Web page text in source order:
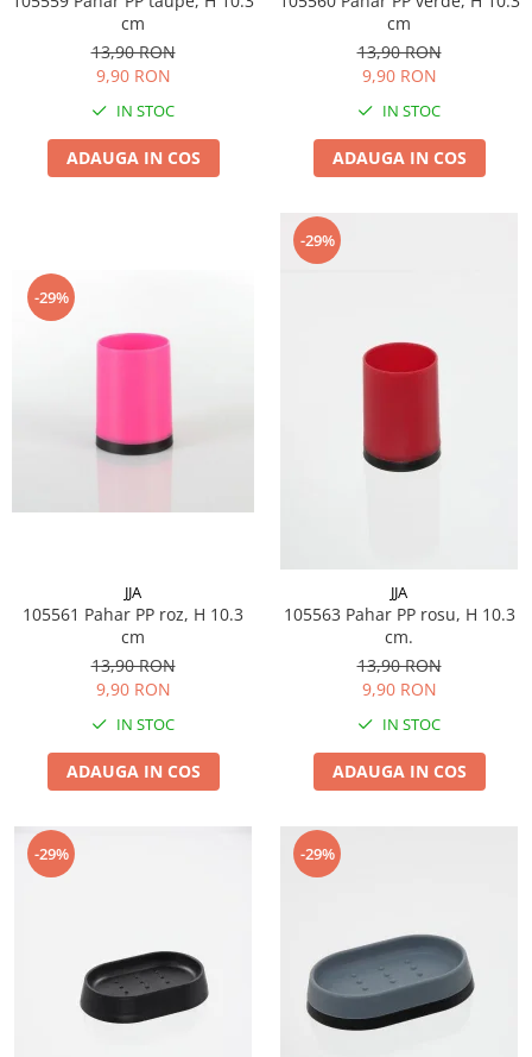
cm
13,90 RON
9,90 RON
IN STOC
ADAUGA IN COS
cm
13,90 RON
9,90 RON
IN STOC
ADAUGA IN COS
-29%
JJA
105561 Pahar PP roz, H 10.3
cm
13,90 RON
9,90 RON
IN STOC
ADAUGA IN COS
-29%
JJA
105563 Pahar PP rosu, H 10.3
cm.
13,90 RON
9,90 RON
IN STOC
ADAUGA IN COS
-29% -29%